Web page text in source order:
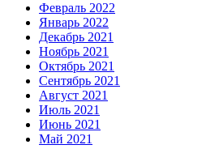
Февраль 2022
Январь 2022
Декабрь 2021
Ноябрь 2021
Октябрь 2021
Сентябрь 2021
Август 2021
Июль 2021
Июнь 2021
Май 2021